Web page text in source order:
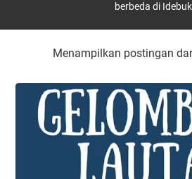
berbeda di
Menampilkan postingan